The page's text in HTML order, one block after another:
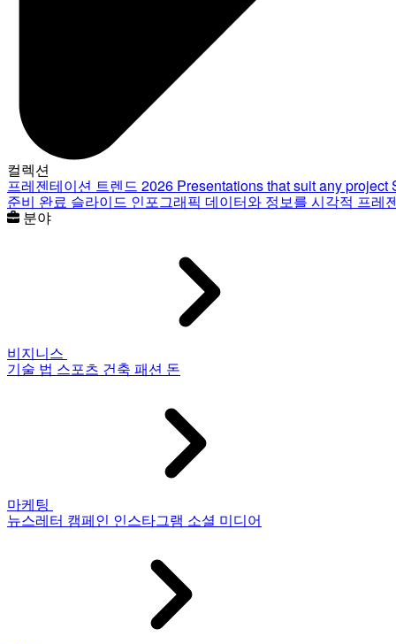
컬렉션
프레젠테이션 트렌드 2026 Presentations that suit any project
준비 완료 슬라이드 인포그래픽 데이터와 정보를 시각적 프레
분야
비지니스
기술 법 스포츠 건축 패션 돈
마케팅
뉴스레터 캠페인 인스타그램 소셜 미디어